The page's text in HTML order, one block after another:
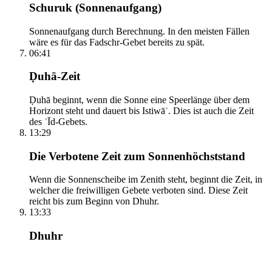
Schuruk (Sonnenaufgang)
Sonnenaufgang durch Berechnung. In den meisten Fällen
wäre es für das Fadschr-Gebet bereits zu spät.
06:41
Ḍuhā-Zeit
Ḍuhā beginnt, wenn die Sonne eine Speerlänge über dem
Horizont steht und dauert bis Istiwāʾ. Dies ist auch die Zeit
des ʿĪd-Gebets.
13:29
Die Verbotene Zeit zum Sonnenhöchststand
Wenn die Sonnenscheibe im Zenith steht, beginnt die Zeit, in
welcher die freiwilligen Gebete verboten sind. Diese Zeit
reicht bis zum Beginn von Dhuhr.
13:33
Dhuhr